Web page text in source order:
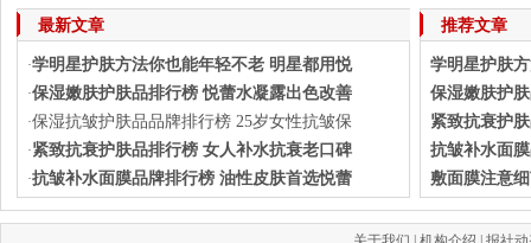
下一篇：学明星护肤方法你
最新文章
·学明星护肤方法你也能年轻不老 明星都用悦
·保湿嫩肤护肤品排行榜 悦蕾水凝露出色改善
·保湿抗皱护肤品品牌排行榜 25岁女性抗皱保
·紧致抗衰护肤品排行榜 女人补水抗衰老口碑
·抗皱补水面膜品牌排行榜 油性皮肤首选悦蕾
推荐文章
学明星护肤
保湿嫩肤护
紧致抗衰护
抗皱补水面
敷面膜注意